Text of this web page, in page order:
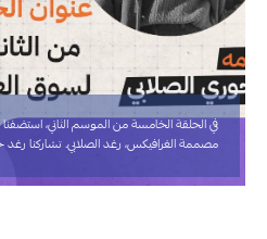
في الحلقة الخامسة من الموسم الثاني،
مصممة الغرافيكس، رغد الصلابي. تشاركنا رغد